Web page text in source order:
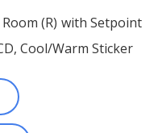
(R) with Setpoint
Cool/Warm Sticker